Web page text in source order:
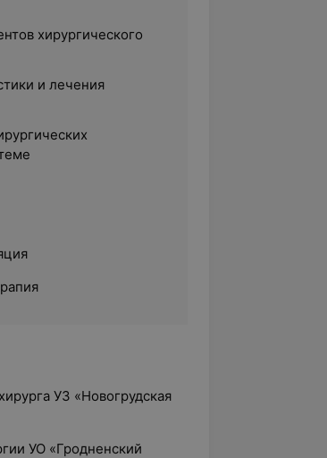
хирургического
и лечения
УЗ «Новогрудская
УО «Гродненский